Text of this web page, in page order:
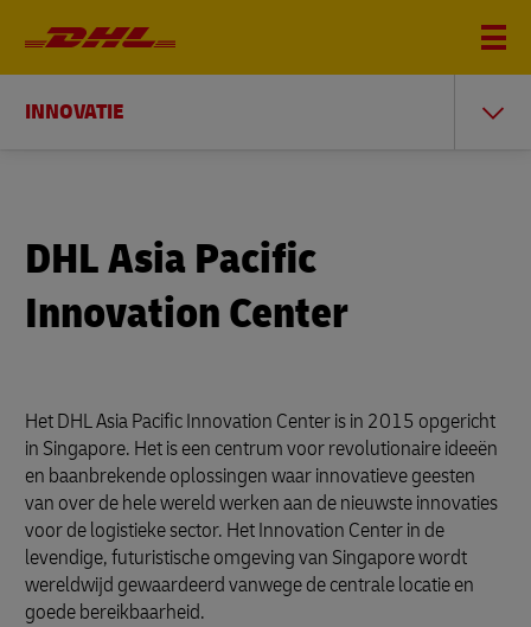
INNOVATIE
DHL Asia Pacific
Innovation Center
Het DHL Asia Pacific Innovation Center is in 2015 opgericht
in Singapore. Het is een centrum voor revolutionaire ideeën
en baanbrekende oplossingen waar innovatieve geesten
van over de hele wereld werken aan de nieuwste innovaties
voor de logistieke sector. Het Innovation Center in de
levendige, futuristische omgeving van Singapore wordt
wereldwijd gewaardeerd vanwege de centrale locatie en
goede bereikbaarheid.